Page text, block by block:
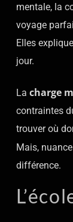
mentale, la
voyage
Elles
jour.
La charge
contraintes
trouver où
Mais,
différence.